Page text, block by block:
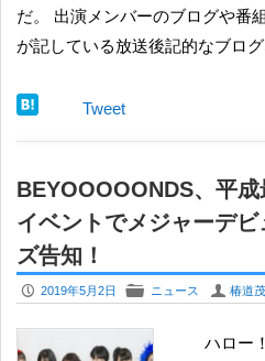
だ。 出演メンバーのブログや番
が記している放送後記的なブロ
Tweet
BEYOOOOONDS、平
イベントでメジャーデ
ズ告知！
P 2019年5月2日 F ニュース U 椿道
ハロー！プロジェクトの一番の末っ